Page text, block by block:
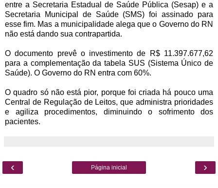
entre a Secretaria Estadual de Saúde Pública (Sesap) e a
Secretaria Municipal de Saúde (SMS) foi assinado para
esse fim. Mas a municipalidade alega que o Governo do RN
não está dando sua contrapartida.
O documento prevê o investimento de R$ 11.397.677,62
para a complementação da tabela SUS (Sistema Único de
Saúde). O Governo do RN entra com 60%.
O quadro só não está pior, porque foi criada há pouco uma
Central de Regulação de Leitos, que administra prioridades
e agiliza procedimentos, diminuindo o sofrimento dos
pacientes.
‹ ›
Página inicial